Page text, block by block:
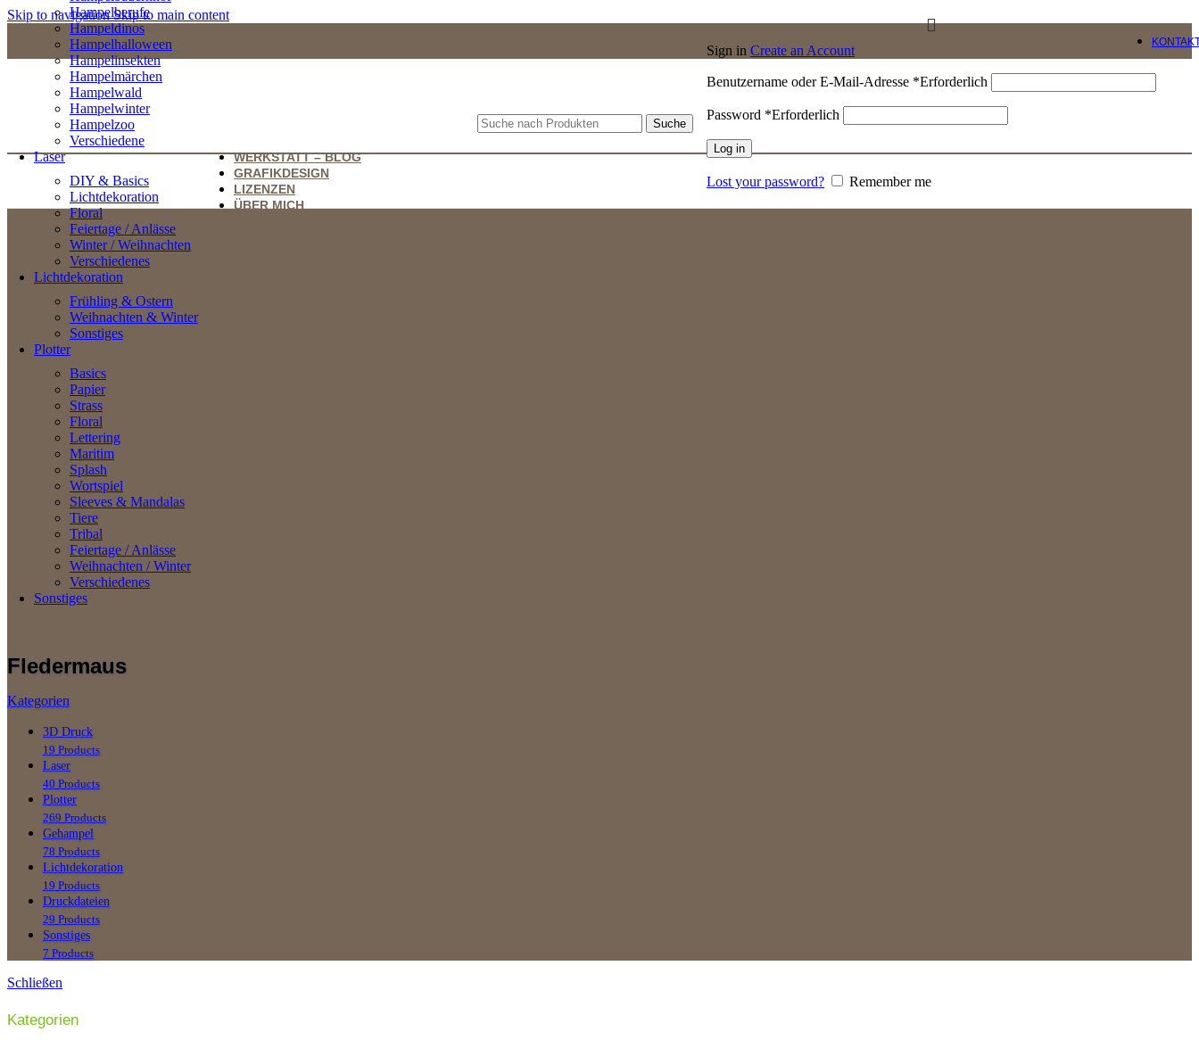
Skip to navigationSkip to main content
Suche
Sign in Create an Account
Benutzername oder E-Mail-Adresse *Erforderlich
Password *Erforderlich
Log in
Lost your password? Remember me
Hampelberufe
Hampeldinos
Hampelhalloween
Hampelinsekten
Hampelmärchen
Hampelwald
Hampelwinter
Hampelzoo
Verschiedene
Laser
DIY & Basics
Lichtdekoration
Floral
Feiertage / Anlässe
Winter / Weihnachten
Verschiedenes
Lichtdekoration
Frühling & Ostern
Weihnachten & Winter
Sonstiges
Plotter
Basics
Papier
Strass
Floral
Lettering
Maritim
Splash
Wortspiel
Sleeves & Mandalas
Tiere
Tribal
Feiertage / Anlässe
Weihnachten / Winter
Verschiedenes
Sonstiges
WERKSTATT – BLOG
GRAFIKDESIGN
LIZENZEN
ÜBER MICH
Fledermaus
Kategorien
3D Druck
19 Products
Laser
40 Products
Plotter
269 Products
Gehampel
78 Products
Lichtdekoration
19 Products
Druckdateien
29 Products
Sonstiges
7 Products
Schließen
Kategorien